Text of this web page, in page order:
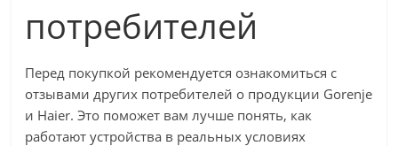
потребителей
Перед покупкой рекомендуется ознакомиться с
отзывами других потребителей о продукции Gorenje
и Haier. Это поможет вам лучше понять, как
работают устройства в реальных условиях